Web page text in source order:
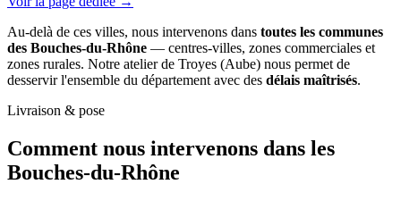
Au-delà de ces villes, nous intervenons dans toutes les communes
des Bouches-du-Rhône — centres-villes, zones commerciales et
zones rurales. Notre atelier de Troyes (Aube) nous permet de
desservir l'ensemble du département avec des délais maîtrisés.
Livraison & pose
Comment nous intervenons dans les
Bouches-du-Rhône